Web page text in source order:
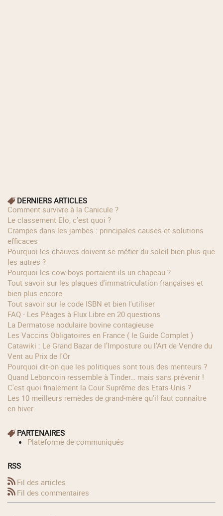
DERNIERS ARTICLES
Comment survivre à la Canicule ?
Le classement Elo, c’est quoi ?
Crampes dans les jambes : principales causes et solutions
efficaces
Pourquoi les chauves doivent se méfier du soleil bien plus que
les autres ?
Pourquoi les cow‑boys portaient‑ils un chapeau ?
Tout savoir sur les plaques d'immatriculation françaises et
bien plus encore
Tout savoir sur le code ISBN et bien l'utiliser
FAQ - Les Péages à Flux Libre en 20 questions
La Dermatose nodulaire bovine contagieuse
Les Vaccins Obligatoires en France ( le Guide Complet )
Catawiki : Le Grand Bazar de l’Imposture ou l'Art de Vendre du
Vent au Prix de l'Or
Pourquoi dit-on que les politiques sont tous des menteurs ?
Quand Leboncoin ressemble à Tinder… mais sans prévenir !
C'est quoi finalement la Cour Suprême des Etats-Unis ?
Les 10 meilleurs remèdes de grand-mère qu'il faut connaître
en hiver
PARTENAIRES
Plateforme de communiqués
RSS
Fil des articles
Fil des commentaires